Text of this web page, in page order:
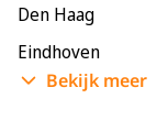
Den Haag
Eindhoven
Enschede
Bekijk meer